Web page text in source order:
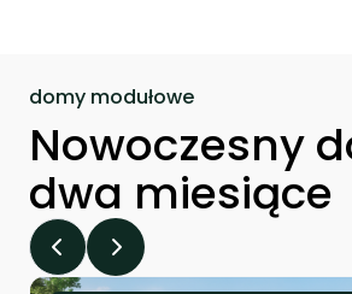
domy modułowe
Nowoczesny
dwa miesiące